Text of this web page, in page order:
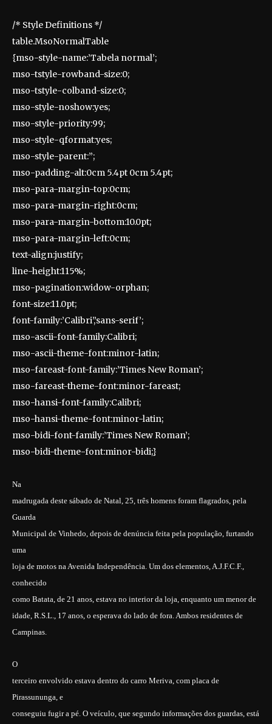
/* Style Definitions */
table.MsoNormalTable
{mso-style-name:’Tabela normal’;
mso-tstyle-rowband-size:0;
mso-tstyle-colband-size:0;
mso-style-noshow:yes;
mso-style-priority:99;
mso-style-qformat:yes;
mso-style-parent:”;
mso-padding-alt:0cm 5.4pt 0cm 5.4pt;
mso-para-margin-top:0cm;
mso-para-margin-right:0cm;
mso-para-margin-bottom:10.0pt;
mso-para-margin-left:0cm;
text-align:justify;
line-height:115%;
mso-pagination:widow-orphan;
font-size:11.0pt;
font-family:’Calibri’,’sans-serif’;
mso-ascii-font-family:Calibri;
mso-ascii-theme-font:minor-latin;
mso-fareast-font-family:’Times New Roman’;
mso-fareast-theme-font:minor-fareast;
mso-hansi-font-family:Calibri;
mso-hansi-theme-font:minor-latin;
mso-bidi-font-family:’Times New Roman’;
mso-bidi-theme-font:minor-bidi;}
Na
madrugada deste sábado de Natal, 25, três homens foram flagrados, pela
Guarda
Municipal de Vinhedo, depois de denúncia feita pela população, furtando
uma
loja de motos na Avenida Independência. Um dos elementos, A.J.F.C.F.,
conhecido
como Batata, de 21 anos, estava no interior da loja, enquanto um menor de
idade, R.S.L., 17 anos, o esperava do lado de fora. Ambos residentes de
Campinas.
O
terceiro envolvido estava dentro do carro Meriva, com placa de
Pirassununga, e
conseguiu fugir a pé. O veículo, que segundo informações dos guardas, está